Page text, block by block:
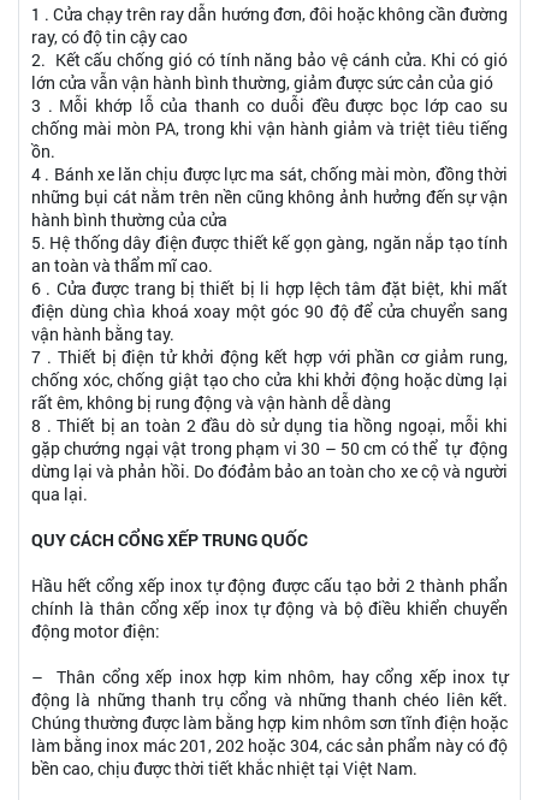
1 . Cửa chạy trên ray dẫn hướng đơn, đôi hoặc không cần đường
ray, có độ tin cậy cao
2. Kết cấu chống gió có tính năng bảo vệ cánh cửa. Khi có gió
lớn cửa vẫn vận hành bình thường, giảm được sức cản của gió
3 . Mỗi khớp lỗ của thanh co duỗi đều được bọc lớp cao su
chống mài mòn PA, trong khi vận hành giảm và triệt tiêu tiếng
ồn.
4 . Bánh xe lăn chịu được lực ma sát, chống mài mòn, đồng thời
những bụi cát nằm trên nền cũng không ảnh hưởng đến sự vận
hành bình thường của cửa
5. Hệ thống dây điện được thiết kế gọn gàng, ngăn nắp tạo tính
an toàn và thẩm mĩ cao.
6 . Cửa được trang bị thiết bị li hợp lệch tâm đặt biệt, khi mất
điện dùng chìa khoá xoay một góc 90 độ để cửa chuyển sang
vận hành bằng tay.
7 . Thiết bị điện tử khởi động kết hợp với phần cơ giảm rung,
chống xóc, chống giật tạo cho cửa khi khởi động hoặc dừng lại
rất êm, không bị rung động và vận hành dễ dàng
8 . Thiết bị an toàn 2 đầu dò sử dụng tia hồng ngoại, mỗi khi
gặp chướng ngại vật trong phạm vi 30 – 50 cm có thể tự động
dừng lại và phản hồi. Do đóđảm bảo an toàn cho xe cộ và người
qua lại.
QUY CÁCH CỔNG XẾP TRUNG QUỐC
Hầu hết cổng xếp inox tự động được cấu tạo bởi 2 thành phẩn
chính là thân cổng xếp inox tự động và bộ điều khiển chuyển
động motor điện:
– Thân cổng xếp inox hợp kim nhôm, hay cổng xếp inox tự
động là những thanh trụ cổng và những thanh chéo liên kết.
Chúng thường được làm bằng hợp kim nhôm sơn tĩnh điện hoặc
làm bằng inox mác 201, 202 hoặc 304, các sản phẩm này có độ
bền cao, chịu được thời tiết khắc nhiệt tại Việt Nam.